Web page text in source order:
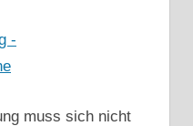
muss sich nicht